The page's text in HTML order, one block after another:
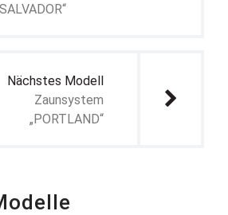
Nächstes Modell
Zaunsystem
„PORTLAND“